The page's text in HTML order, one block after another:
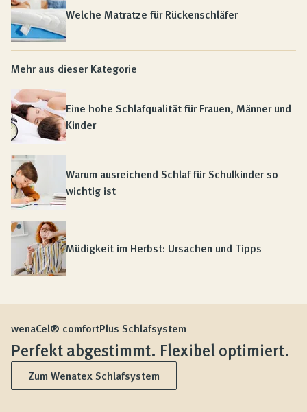
Welche Matratze für Rückenschläfer
Mehr aus dieser Kategorie
Eine hohe Schlafqualität für Frauen, Männer und
Kinder
Warum ausreichend Schlaf für Schulkinder so
wichtig ist
Müdigkeit im Herbst: Ursachen und Tipps
wenaCel® comfortPlus Schlafsystem
Perfekt abgestimmt. Flexibel optimiert.
Zum Wenatex Schlafsystem